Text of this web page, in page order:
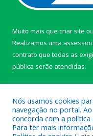
Muito mais que criar site ou
Realizamos uma
contrato que todas as
pública serão atendidas.
Nós usamos cookies
navegação no portal.
concorda com a
Para ter mais